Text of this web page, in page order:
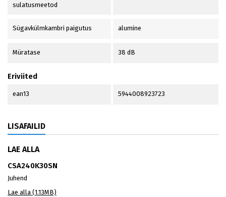
sulatusmeetod
Sügavkülmkambri paigutus alumine
Müratase 38 dB
Eriviited
ean13 5944008923723
LISAFAILID
LAE ALLA
CSA240K30SN
Juhend
Lae alla (1.13MB)